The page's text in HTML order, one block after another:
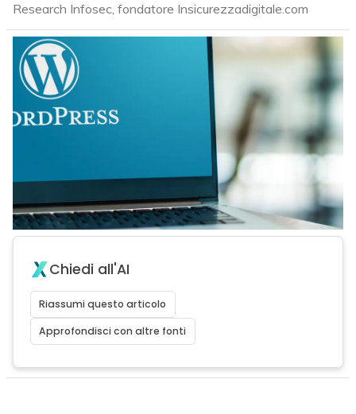
Research Infosec, fondatore Insicurezzadigitale.com
Chiedi all'AI
Riassumi questo articolo
Approfondisci con altre fonti